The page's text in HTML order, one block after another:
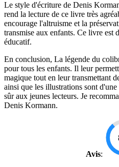
Le style d'écriture de Denis
rend la lecture de ce livre très
encourage l'altruisme et la
transmise aux enfants. Ce livre est
éducatif.
En conclusion, La légende du
pour tous les enfants. Il leur
magique tout en leur transmettant
ainsi que les illustrations sont
sûr aux jeunes lecteurs. Je
Denis Kormann.
Avis: